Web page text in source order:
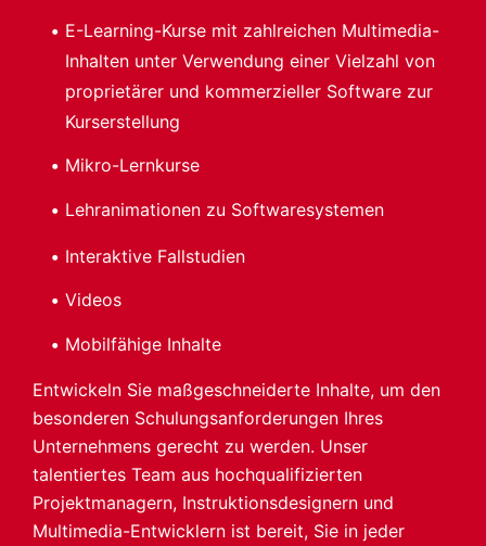
E-Learning-Kurse mit zahlreichen Multimedia-
Inhalten unter Verwendung einer Vielzahl von
proprietärer und kommerzieller Software zur
Kurserstellung
Mikro-Lernkurse
Lehranimationen zu Softwaresystemen
Interaktive Fallstudien
Videos
Mobilfähige Inhalte
Entwickeln Sie maßgeschneiderte Inhalte, um den
besonderen Schulungsanforderungen Ihres
Unternehmens gerecht zu werden. Unser
talentiertes Team aus hochqualifizierten
Projektmanagern, Instruktionsdesignern und
Multimedia-Entwicklern ist bereit, Sie in jeder